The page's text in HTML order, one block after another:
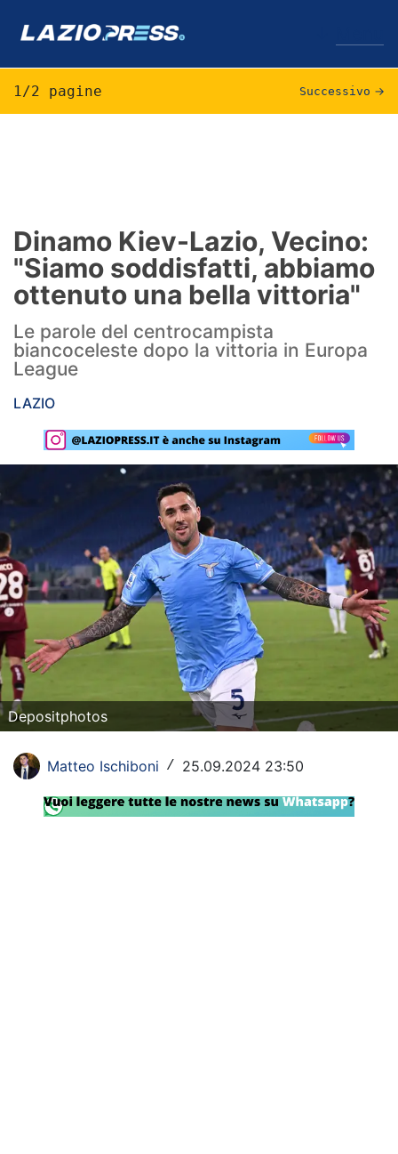
Formello
Infortuni
Primavera
Calciomercato
Lazio Women
Social
Calcio
Serie A
Champions League
Europa League
Altri Sport
Formula 1
Tennis
Vela
SHOP LAZIO
1/2 pagine Successivo →
Dinamo Kiev-Lazio, Vecino:
"Siamo soddisfatti, abbiamo
ottenuto una bella vittoria"
Le parole del centrocampista
biancoceleste dopo la vittoria in Europa
League
LAZIO
Depositphotos
Matteo Ischiboni / 25.09.2024 23:50